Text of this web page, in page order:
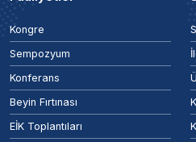
Kongre
Sempozyum
Konferans
Beyin Fırtınası
EİK Toplantıları